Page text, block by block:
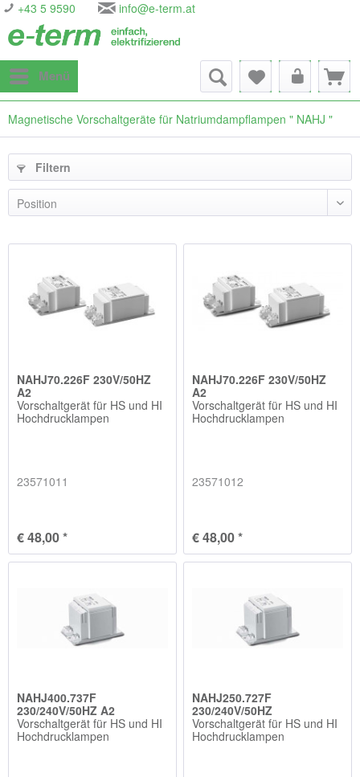
+43 5 9590 info@e-term.at
Menü
Magnetische Vorschaltgeräte für Natriumdampflampen " NAHJ "
Filtern
NAHJ70.226F 230V/50HZ
A2
Vorschaltgerät für HS und HI
Hochdrucklampen
23571011
€ 48,00 *
NAHJ70.226F 230V/50HZ
A2
Vorschaltgerät für HS und HI
Hochdrucklampen
23571012
€ 48,00 *
NAHJ400.737F
230/240V/50HZ A2
Vorschaltgerät für HS und HI
Hochdrucklampen
NAHJ250.727F
230/240V/50HZ
Vorschaltgerät für HS und HI
Hochdrucklampen